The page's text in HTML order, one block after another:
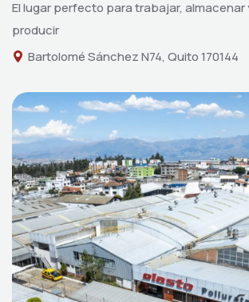
El lugar perfecto para trabajar, almacenar
producir
Bartolomé Sánchez N74, Quito 170144